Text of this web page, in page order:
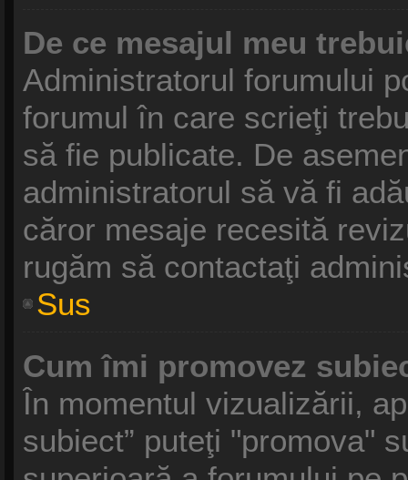
De ce mesajul meu
Administratorul forumului
forumul în care scrieţi
să fie publicate. De
administratorul să vă fi
căror mesaje recesită
rugăm să contactaţi
Sus
Cum îmi promovez
În momentul vizualizării,
subiect” puteţi "promova"